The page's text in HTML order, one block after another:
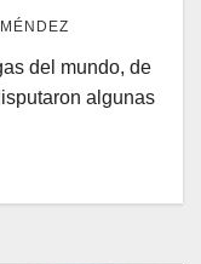
del mundo, de
algunas